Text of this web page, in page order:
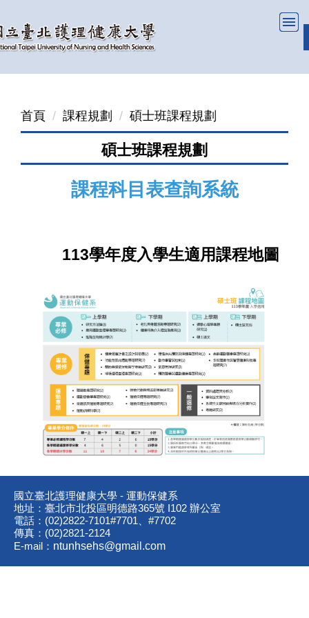
到
主
首頁 課程規劃 碩士班課程規劃
碩士班課程規劃
課程科目表查詢系統
113學年度入學生適用課程地圖
國立臺北護理健康大學 - 運動保健系
地址：臺北市北投區明德路365號 I102 辦公室
電話：(02)2822-7101#7701、#7702
傳真：(02)2821-2124
E-mail： ntunhsehs@gmail.com